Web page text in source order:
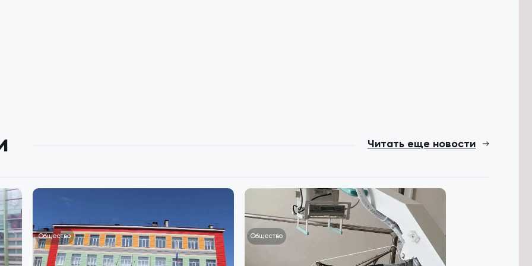
Читать еще новости
Общество Общество